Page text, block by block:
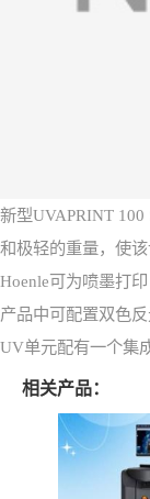
新型UVAPRINT 100
和极轻的重量，使该
Hoenle可为喷墨打
产品中可配置双色
UV单元配有一个集
相关产品：